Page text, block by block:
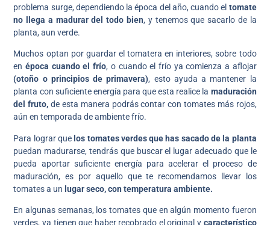
problema surge, dependiendo la época del año, cuando el tomate
no llega a madurar del todo bien, y tenemos que sacarlo de la
planta, aun verde.
Muchos optan por guardar el tomatera en interiores, sobre todo
enépoca cuando el frío, o cuando el frío ya comienza a aflojar
(otoño o principios de primavera), esto ayuda a mantener la
planta con suficiente energía para que esta realice la maduración
del fruto, de esta manera podrás contar con tomates más rojos,
aún en temporada de ambiente frío.
Para lograr quelos tomates verdes que has sacado de la planta
puedan madurarse, tendrás que buscar el lugar adecuado que le
pueda aportar suficiente energía para acelerar el proceso de
maduración, es por aquello que te recomendamos llevar los
tomates a unlugar seco, con temperatura ambiente.
En algunas semanas, los tomates que en algún momento fueron
verdes, ya tienen que haber recobrado el original y característico